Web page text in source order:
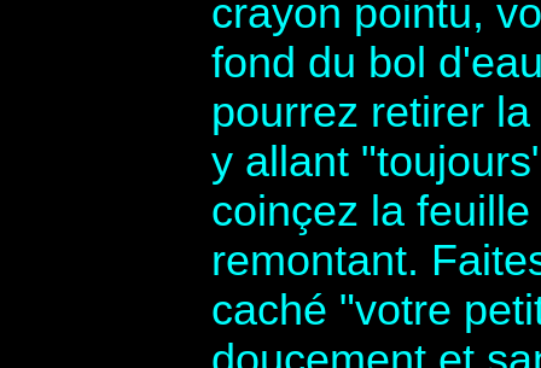
crayon pointu,
fond du bol
pourrez retirer
y allant
coinçez la
remontant.
caché "votre